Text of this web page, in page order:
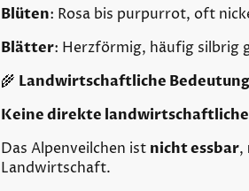
Blüten: Rosa bis purpurrot, oft
Blätter: Herzförmig, häufig silbrig
🌾 Landwirtschaftliche Bedeutung
Keine direkte
Das Alpenveilchen ist nicht essbar,
Landwirtschaft.